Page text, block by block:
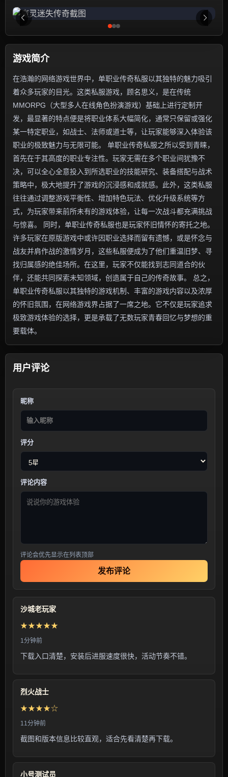
游戏简介
在浩瀚的网络游戏世界中，单职业传奇私服以其独特的魅力吸引
着众多玩家的目光。这类私服游戏，顾名思义，是在传统
MMORPG（大型多人在线角色扮演游戏）基础上进行定制开
发，最显著的特点便是将职业体系大幅简化，通常只保留或强化
某一特定职业，如战士、法师或道士等，让玩家能够深入体验该
职业的极致魅力与无限可能。 单职业传奇私服之所以受到青睐，
首先在于其高度的职业专注性。玩家无需在多个职业间犹豫不
决，可以全心全意投入到所选职业的技能研究、装备搭配与战术
策略中，极大地提升了游戏的沉浸感和成就感。此外，这类私服
往往通过调整游戏平衡性、增加特色玩法、优化升级系统等方
式，为玩家带来前所未有的游戏体验，让每一次战斗都充满挑战
与惊喜。 同时，单职业传奇私服也是玩家怀旧情怀的寄托之地。
许多玩家在原版游戏中或许因职业选择而留有遗憾，或是怀念与
战友并肩作战的激情岁月，这些私服便成为了他们重温旧梦、寻
找归属感的绝佳场所。在这里，玩家不仅能找到志同道合的伙
伴，还能共同探索未知领域，创造属于自己的传奇故事。 总之，
单职业传奇私服以其独特的游戏机制、丰富的游戏内容以及浓厚
的怀旧氛围，在网络游戏界占据了一席之地。它不仅是玩家追求
极致游戏体验的选择，更是承载了无数玩家青春回忆与梦想的重
要载体。
用户评论
昵称
评分
评论内容
评论会优先显示在列表顶部
发布评论
沙城老玩家
★★★★★
1分钟前
下载入口清楚，安装后进服速度很快，活动节奏不错。
烈火战士
★★★★☆
11分钟前
截图和版本信息比较直观，适合先看清楚再下载。
小号测试员